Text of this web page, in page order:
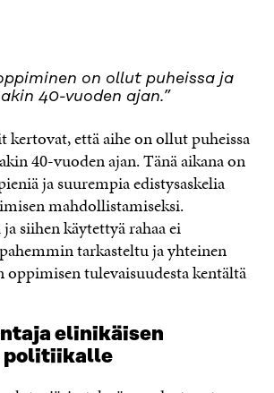
on ollut puheissa ja
40-vuoden ajan.”
kertovat, että aihe on ollut puheissa
40-vuoden ajan. Tänä aikana on
ja suurempia edistysaskelia
mahdollistamiseksi.
siihen käytettyä rahaa ei
tarkasteltu ja yhteinen
oppimisen tulevaisuudesta kentältä
elinikäisen
politiikalle